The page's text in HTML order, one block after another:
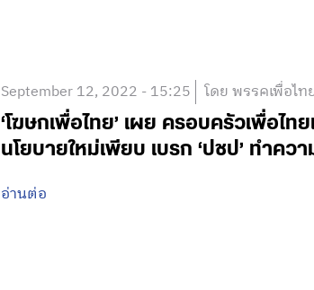
September 12, 2022 - 15:25 โดย พรรคเพื่อไท
‘โฆษกเพื่อไทย’ เผย ครอบครัวเพื่อไ
นโยบายใหม่เพียบ เบรก ‘ปชป’ ทำคว
อ่านต่อ